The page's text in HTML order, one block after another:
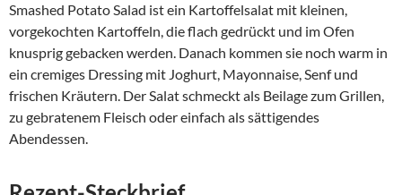
Smashed Potato Salad ist ein Kartoffelsalat mit kleinen,
vorgekochten Kartoffeln, die flach gedrückt und im Ofen
knusprig gebacken werden. Danach kommen sie noch warm in
ein cremiges Dressing mit Joghurt, Mayonnaise, Senf und
frischen Kräutern. Der Salat schmeckt als Beilage zum Grillen,
zu gebratenem Fleisch oder einfach als sättigendes
Abendessen.